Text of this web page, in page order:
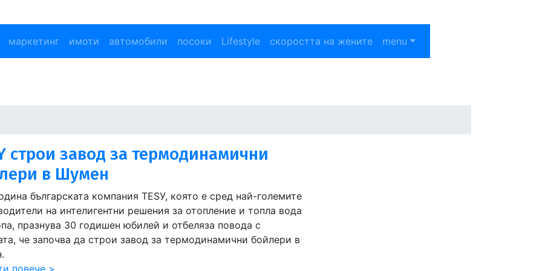
маркетинг имоти автомобили посоки Lifestyle скоростта на жените menu
строи завод за термодинамични
в Шумен
българската компания TЕЅУ, която е сред най-големите
на интелигентни решения за отопление и топла вода
празнува 30 годишен юбилей и отбеляза повода с
че започва да строи завод за термодинамични бойлери в
повече >